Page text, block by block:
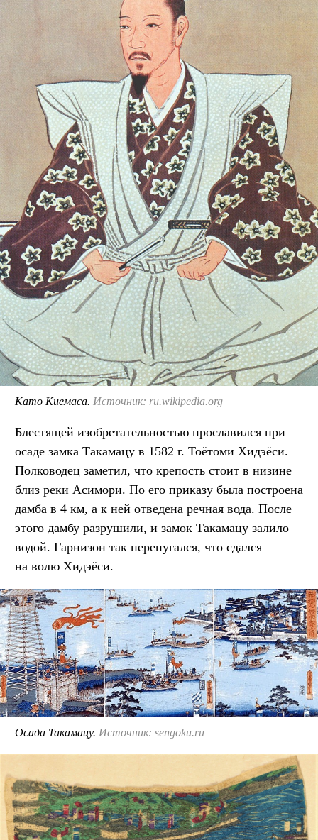
Като Киемаса. Источник: ru.wikipedia.org
Блестящей изобретательностью прославился при
осаде замка Такамацу в 1582 г. Тоётоми Хидэёси.
Полководец заметил, что крепость стоит в низине
близ реки Асимори. По его приказу была построена
дамба в 4 км, а к ней отведена речная вода. После
этого дамбу разрушили, и замок Такамацу залило
водой. Гарнизон так перепугался, что сдался
на волю Хидэёси.
Осада Такамацу. Источник: sengoku.ru